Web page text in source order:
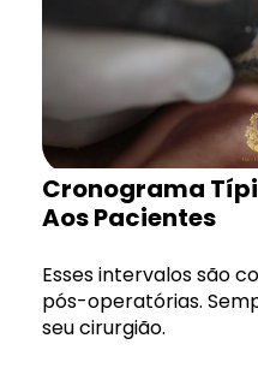
Cronograma
Aos Pacientes
Esses intervalos são
pós-operatórias.
seu cirurgião.